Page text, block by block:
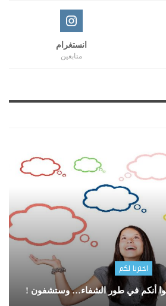
انستغرام
متابعين
اخترنا لكم
أنكم في طور الشفاء… وستشفون !